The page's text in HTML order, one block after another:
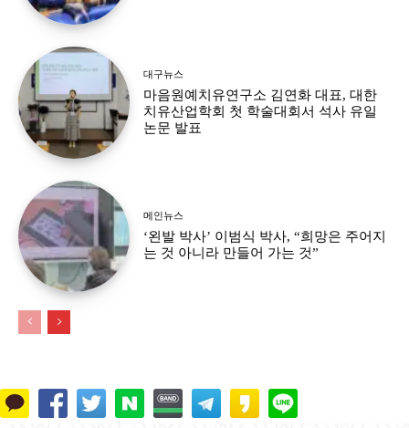
대구뉴스
마음원예치유연구소 김연화 대표, 대한
치유산업학회 첫 학술대회서 석사 유일
논문 발표
메인뉴스
‘왼발 박사’ 이범식 박사, “희망은 주어지
는 것 아니라 만들어 가는 것”